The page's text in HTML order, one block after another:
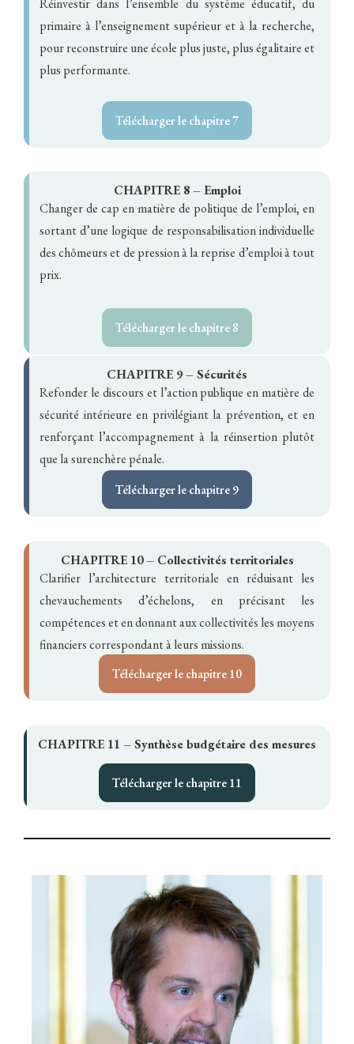
Réinvestir dans l’ensemble du système éducatif, du
primaire à l’enseignement supérieur et à la recherche,
pour reconstruire une école plus juste, plus égalitaire et
plus performante.
Télécharger le chapitre 7
CHAPITRE 8 – Emploi
Changer de cap en matière de politique de l’emploi, en
sortant d’une logique de responsabilisation individuelle
des chômeurs et de pression à la reprise d’emploi à tout
prix.
Télécharger le chapitre 8
CHAPITRE 9 – Sécurités
Refonder le discours et l’action publique en matière de
sécurité intérieure en privilégiant la prévention, et en
renforçant l’accompagnement à la réinsertion plutôt
que la surenchère pénale.
Télécharger le chapitre 9
CHAPITRE 10 – Collectivités territoriales
Clarifier l’architecture territoriale en réduisant les
chevauchements d’échelons, en précisant les
compétences et en donnant aux collectivités les moyens
financiers correspondant à leurs missions.
Télécharger le chapitre 10
CHAPITRE 11 – Synthèse budgétaire des mesures
Télécharger le chapitre 11